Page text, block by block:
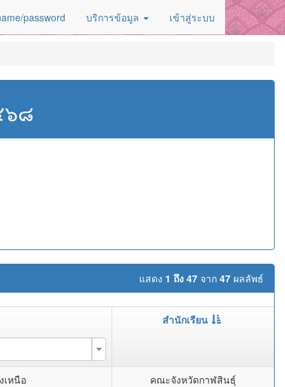
password บริการข้อมูล เข้าสู่ระบบ
๖๘
แสดง 1 ถึง 47 จาก 47 ผลลัพธ์
สำนักเรียน
เหนือ
คณะจังหวัดกาฬสินธุ์